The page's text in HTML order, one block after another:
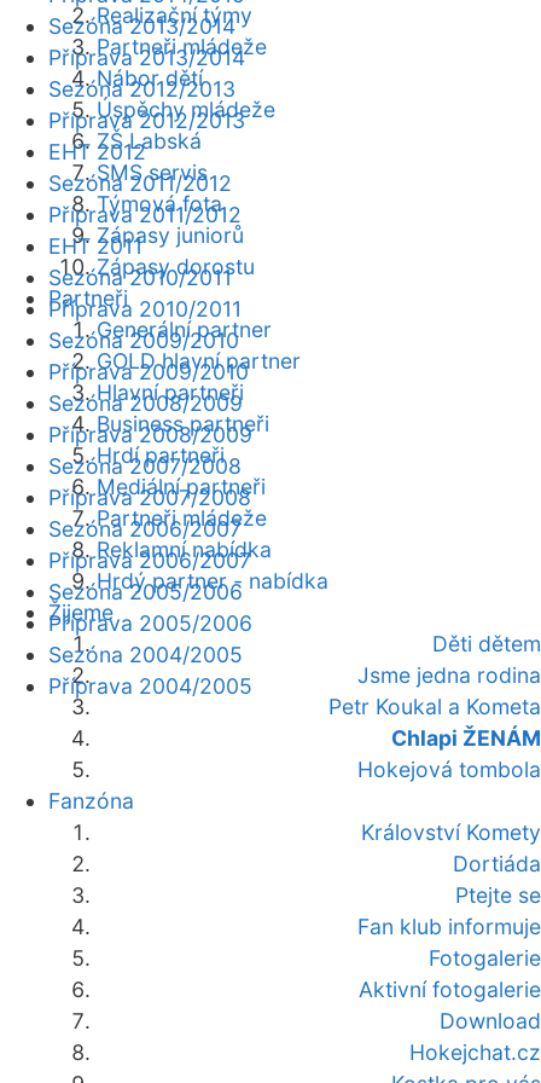
Realizační týmy
Partneři mládeže
Nábor dětí
Úspěchy mládeže
ZŠ Labská
SMS servis
Týmová fota
Zápasy juniorů
Zápasy dorostu
Partneři
Generální partner
GOLD hlavní partner
Hlavní partneři
Business partneři
Hrdí partneři
Mediální partneři
Partneři mládeže
Reklamní nabídka
Hrdý partner - nabídka
Žijeme
Děti dětem
Jsme jedna rodina
Petr Koukal a Kometa
Chlapi ŽENÁM
Hokejová tombola
Fanzóna
Království Komety
Dortiáda
Ptejte se
Fan klub informuje
Fotogalerie
Aktivní fotogalerie
Download
Hokejchat.cz
Sezóna 2013/2014
Příprava 2013/2014
Sezóna 2012/2013
Příprava 2012/2013
EHT 2012
Sezóna 2011/2012
Příprava 2011/2012
EHT 2011
Sezóna 2010/2011
Příprava 2010/2011
Sezóna 2009/2010
Příprava 2009/2010
Sezóna 2008/2009
Příprava 2008/2009
Sezóna 2007/2008
Příprava 2007/2008
Sezóna 2006/2007
Příprava 2006/2007
Sezóna 2005/2006
Příprava 2005/2006
Sezóna 2004/2005
Příprava 2004/2005